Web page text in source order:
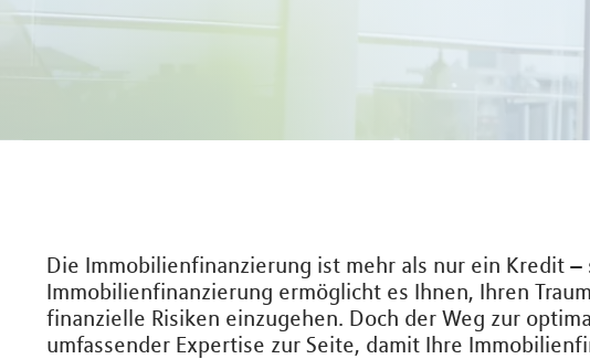
Die Immobilienfinanzierung ist mehr als nur ein Kredit –
Immobilienfinanzierung ermöglicht es Ihnen, Ihren
finanzielle Risiken einzugehen. Doch der Weg zur
umfassender Expertise zur Seite, damit Ihre